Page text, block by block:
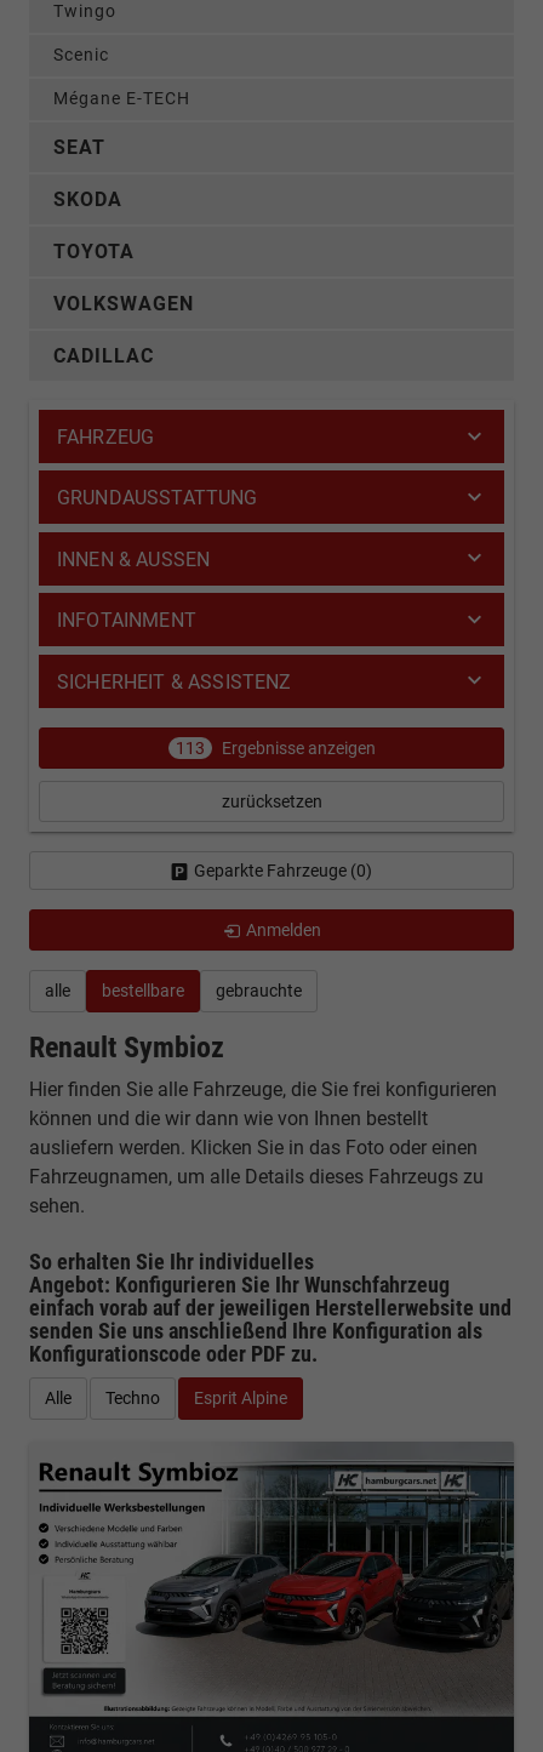
alle bestellbare gebrauchte
Renault Symbioz
Hier finden Sie alle Fahrzeuge, die Sie frei konfigurieren
können und die wir dann wie von Ihnen bestellt
ausliefern werden. Klicken Sie in das Foto oder einen
Fahrzeugnamen, um alle Details dieses Fahrzeugs zu
sehen.
So erhalten Sie Ihr individuelles
Angebot: Konfigurieren Sie Ihr Wunschfahrzeug
einfach vorab auf der jeweiligen Herstellerwebsite und
senden Sie uns anschließend Ihre Konfiguration als
Konfigurationscode oder PDF zu.
Alle Techno Esprit Alpine
Twingo
Scenic
Mégane E-TECH
SEAT
SKODA
TOYOTA
VOLKSWAGEN
CADILLAC
FAHRZEUG
GRUNDAUSSTATTUNG
INNEN & AUSSEN
INFOTAINMENT
SICHERHEIT & ASSISTENZ
113 Ergebnisse anzeigen
zurücksetzen
Geparkte Fahrzeuge (0)
Anmelden